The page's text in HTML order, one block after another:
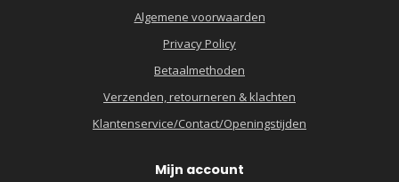
Algemene voorwaarden
Privacy Policy
Betaalmethoden
Verzenden, retourneren & klachten
Klantenservice/Contact/Openingstijden
Mijn account